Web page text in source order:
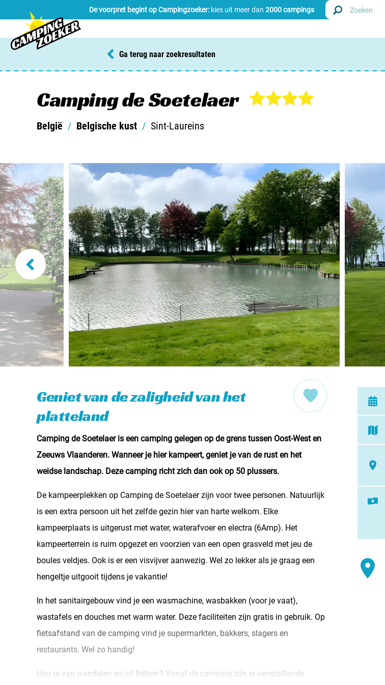
De voorpret begint op Campingzoeker: kies uit meer dan 2000 campings
Ga terug naar zoekresultaten
Camping de Soetelaer
België / Belgische kust / Sint-Laureins
Geniet van de zaligheid van het
platteland
Camping de Soetelaer is een camping gelegen op de grens tussen Oost-West en
Zeeuws Vlaanderen. Wanneer je hier kampeert, geniet je van de rust en het
weidse landschap. Deze camping richt zich dan ook op 50 plussers.
De kampeerplekken op Camping de Soetelaer zijn voor twee personen. Natuurlijk
is een extra persoon uit het zelfde gezin hier van harte welkom. Elke
kampeerplaats is uitgerust met water, waterafvoer en electra (6Amp). Het
kampeerterrein is ruim opgezet en voorzien van een open grasveld met jeu de
boules veldjes. Ook is er een visvijver aanwezig. Wel zo lekker als je graag een
hengeltje uitgooit tijdens je vakantie!
In het sanitairgebouw vind je een wasmachine, wasbakken (voor je vaat),
wastafels en douches met warm water. Deze faciliteiten zijn gratis in gebruik. Op
fietsafstand van de camping vind je supermarkten, bakkers, slagers en
restaurants. Wel zo handig!
Hou je van wandelen en/of fietsen? Vanaf de camping zijn er verschillende